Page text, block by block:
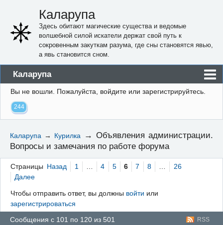
Каларупа
Здесь обитают магические существа и ведомые
волшебной силой искатели держат свой путь к
сокровенным закуткам разума, где сны становятся явью,
а явь становится сном.
Каларупа
Блог
Форум
Правила
Регистрация
Вход
Вы не вошли. Пожалуйста, войдите или зарегистрируйтесь.
244
Каларупа → Курилка → Объявления администрации.
Вопросы и замечания по работе форума
Страницы Назад 1 … 4 5 6 7 8 …
26
Далее
Чтобы отправить ответ, вы должны войти или
зарегистрироваться
RSS
Сообщения с 101 по 120 из 501